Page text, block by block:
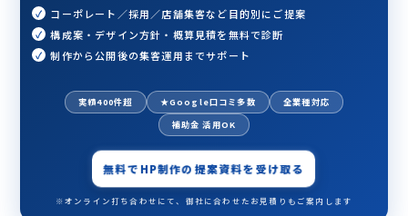
コーポレート／採用／店舗集客など目的別にご提案
構成案・デザイン方針・概算見積を無料で診断
制作から公開後の集客運用までサポート
実績400件超 ★Google口コミ多数
全業種対応
補助金 活用OK
無料でHP制作の提案資料を受け取る
※オンライン打ち合わせにて、御社に合わせたお見積りもご案内します